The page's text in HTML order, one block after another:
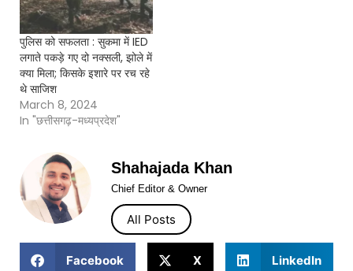
पुलिस को सफलता : सुकमा में IED
लगाते पकड़े गए दो नक्सली, झोले में
क्या मिला; किसके इशारे पर रच रहे
थे साजिश
March 8, 2024
In "छत्तीसगढ़-मध्यप्रदेश"
Shahajada Khan
Chief Editor & Owner
All Posts
Facebook X LinkedIn